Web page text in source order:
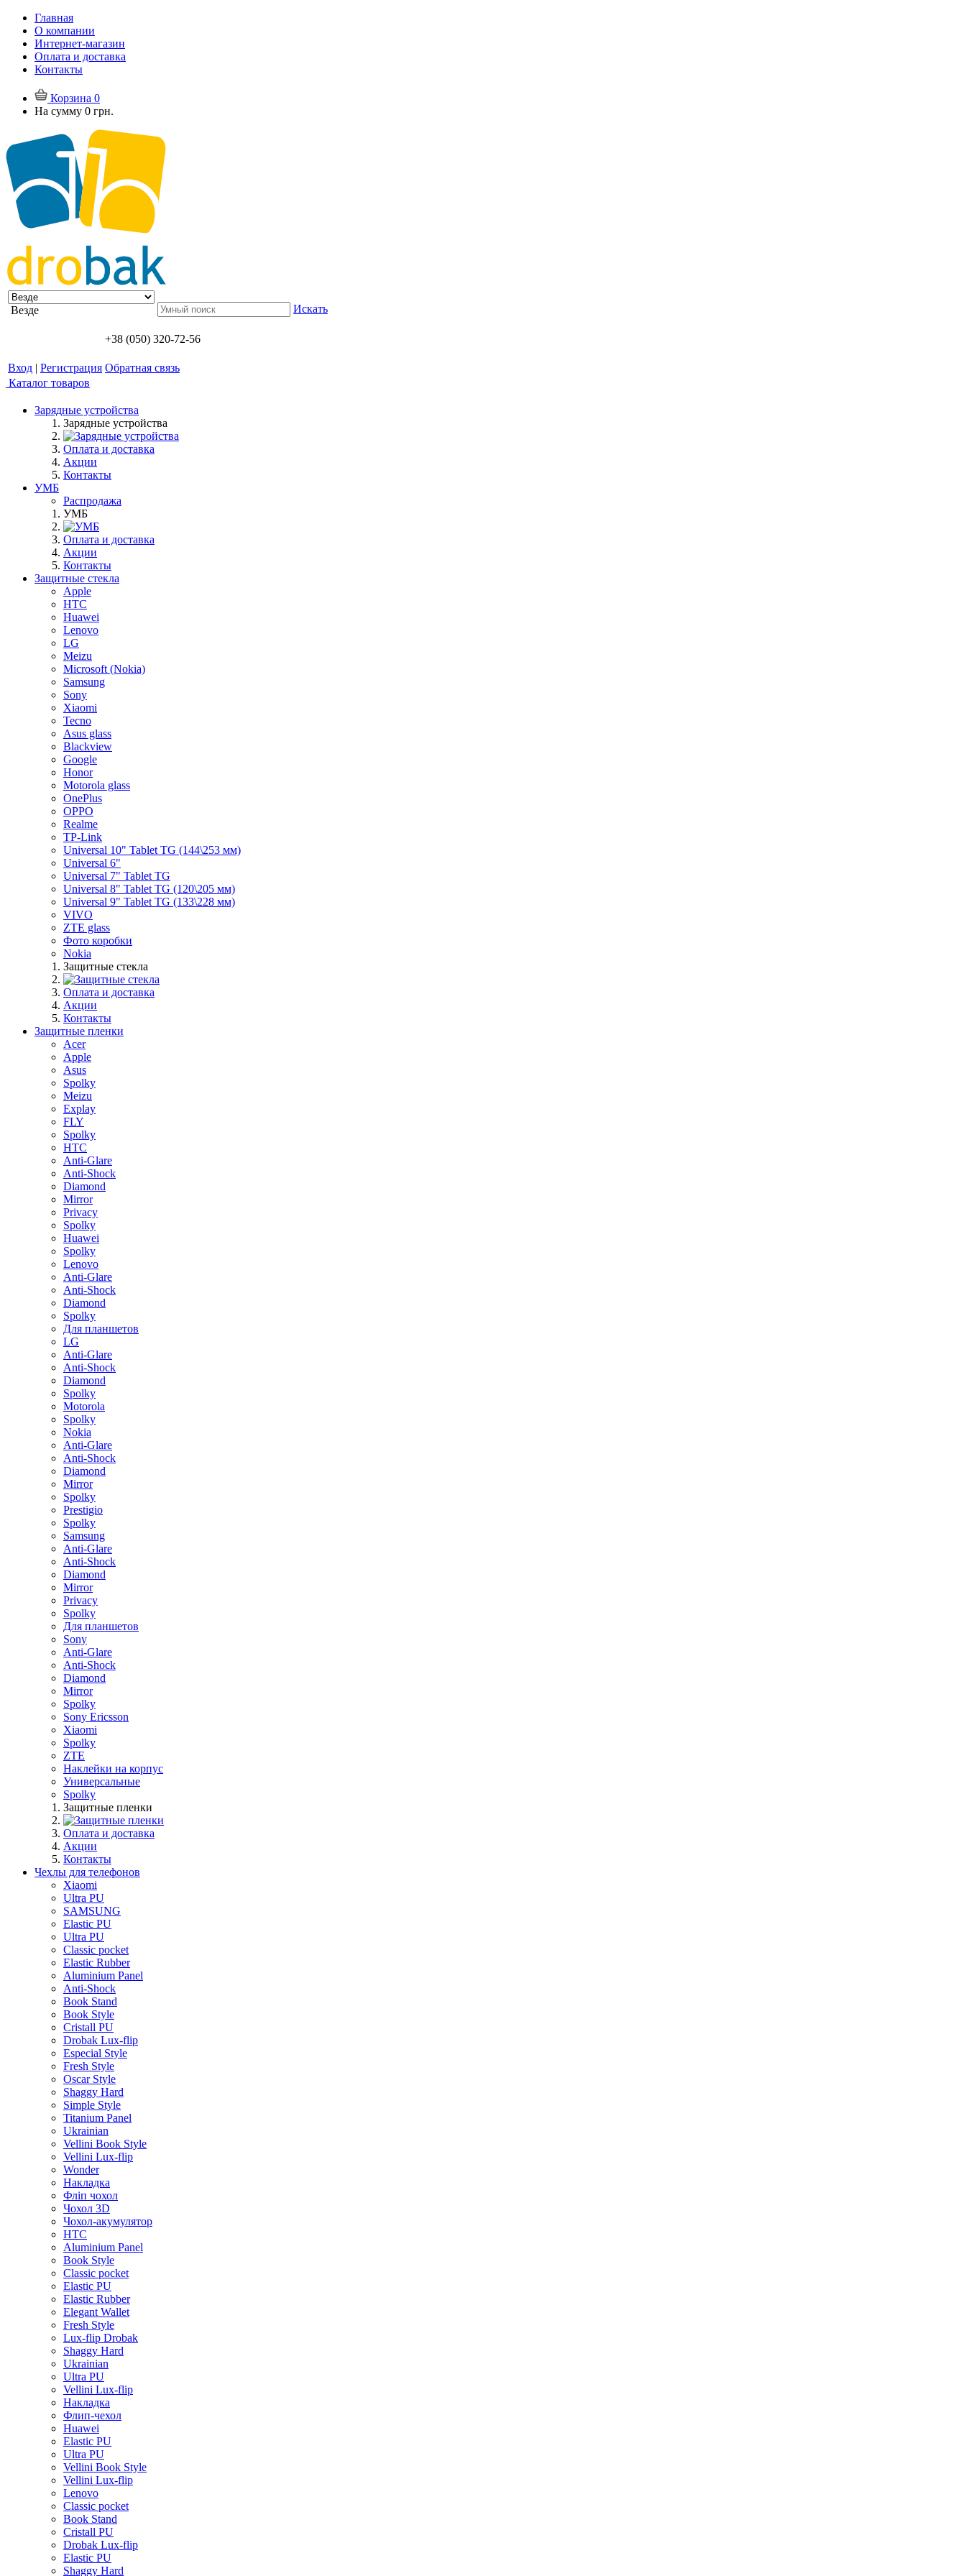
Главная
О компании
Интернет-магазин
Оплата и доставка
Контакты
Корзина 0
На сумму 0 грн.
Везде Искать
+38 (050) 320-72-56
Вход | Регистрация Обратная связь
Каталог товаров
Зарядные устройства
Зарядные устройства
Оплата и доставка
Акции
Контакты
УМБ
Распродажа
УМБ
Оплата и доставка
Акции
Контакты
Защитные стекла
Apple
HTC
Huawei
Lenovo
LG
Meizu
Microsoft (Nokia)
Samsung
Sony
Xiaomi
Tecno
Asus glass
Blackview
Google
Honor
Motorola glass
OnePlus
OPPO
Realme
TP-Link
Universal 10" Tablet TG (144\253 мм)
Universal 6"
Universal 7" Tablet TG
Universal 8" Tablet TG (120\205 мм)
Universal 9" Tablet TG (133\228 мм)
VIVO
ZTE glass
Фото коробки
Nokia
Защитные стекла
Оплата и доставка
Акции
Контакты
Защитные пленки
Acer
Apple
Asus
Spolky
Meizu
Explay
FLY
Spolky
HTC
Anti-Glare
Anti-Shock
Diamond
Mirror
Privacy
Spolky
Huawei
Spolky
Lenovo
Anti-Glare
Anti-Shock
Diamond
Spolky
Для планшетов
LG
Anti-Glare
Anti-Shock
Diamond
Spolky
Motorola
Spolky
Nokia
Anti-Glare
Anti-Shock
Diamond
Mirror
Spolky
Prestigio
Spolky
Samsung
Anti-Glare
Anti-Shock
Diamond
Mirror
Privacy
Spolky
Для планшетов
Sony
Anti-Glare
Anti-Shock
Diamond
Mirror
Spolky
Sony Ericsson
Xiaomi
Spolky
ZTE
Наклейки на корпус
Универсальные
Spolky
Защитные пленки
Оплата и доставка
Акции
Контакты
Чехлы для телефонов
Xiaomi
Ultra PU
SAMSUNG
Elastic PU
Ultra PU
Classic pocket
Elastic Rubber
Aluminium Panel
Anti-Shock
Book Stand
Book Style
Cristall PU
Drobak Lux-flip
Especial Style
Fresh Style
Oscar Style
Shaggy Hard
Simple Style
Titanium Panel
Ukrainian
Vellini Book Style
Vellini Lux-flip
Wonder
Накладка
Фліп чохол
Чохол 3D
Чохол-акумулятор
HTC
Aluminium Panel
Book Style
Classic pocket
Elastic PU
Elastic Rubber
Elegant Wallet
Fresh Style
Lux-flip Drobak
Shaggy Hard
Ukrainian
Ultra PU
Vellini Lux-flip
Накладка
Флип-чехол
Huawei
Elastic PU
Ultra PU
Vellini Book Style
Vellini Lux-flip
Lenovo
Classic pocket
Book Stand
Cristall PU
Drobak Lux-flip
Elastic PU
Shaggy Hard